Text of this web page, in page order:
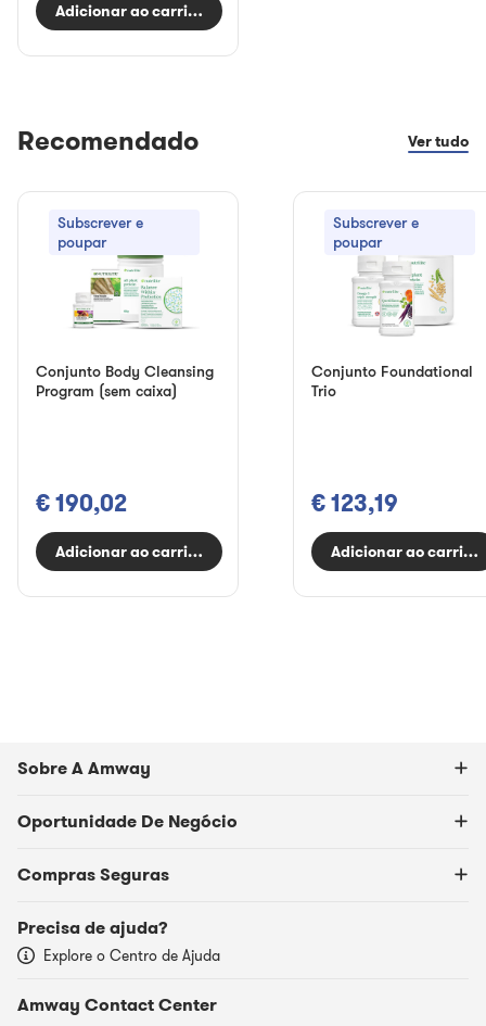
Adicionar ao carrinho
Recomendado Ver tudo
Subscrever e
poupar
Conjunto Body Cleansing
Program (sem caixa)
€ 190,02
Adicionar ao carrinho
Subscrever e
poupar
Conjunto Foundational
Trio
€ 123,19
Adicionar ao
Sobre A Amway
Oportunidade De Negócio
Compras Seguras
Precisa de ajuda?
Explore o Centro de Ajuda
Amway Contact Center